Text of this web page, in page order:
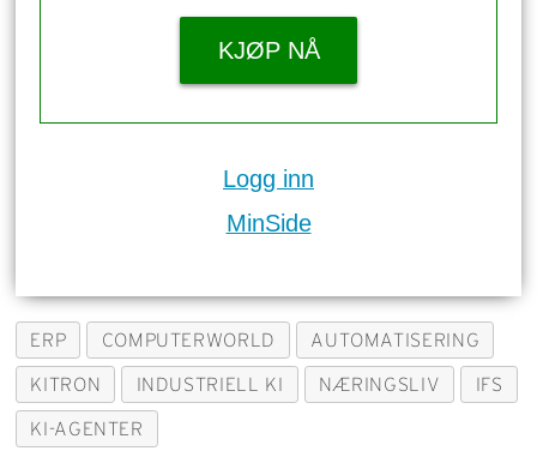
KJØP NÅ
Logg inn
MinSide
ERP COMPUTERWORLD AUTOMATISERING
KITRON INDUSTRIELL KI NÆRINGSLIV IFS
KI-AGENTER